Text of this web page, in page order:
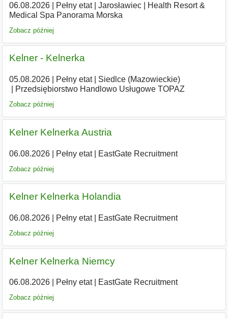
06.08.2026| Pełny etat| Jarosławiec|
Health Resort &
Medical Spa Panorama Morska
Zobacz później
Kelner - Kelnerka
05.08.2026| Pełny etat| Siedlce (Mazowieckie)|
Przedsiębiorstwo Handlowo Usługowe TOPAZ
Zobacz później
Kelner Kelnerka Austria
06.08.2026| Pełny etat| EastGate Recruitment
Zobacz później
Kelner Kelnerka Holandia
06.08.2026| Pełny etat| EastGate Recruitment
Zobacz później
Kelner Kelnerka Niemcy
06.08.2026| Pełny etat| EastGate Recruitment
Zobacz później